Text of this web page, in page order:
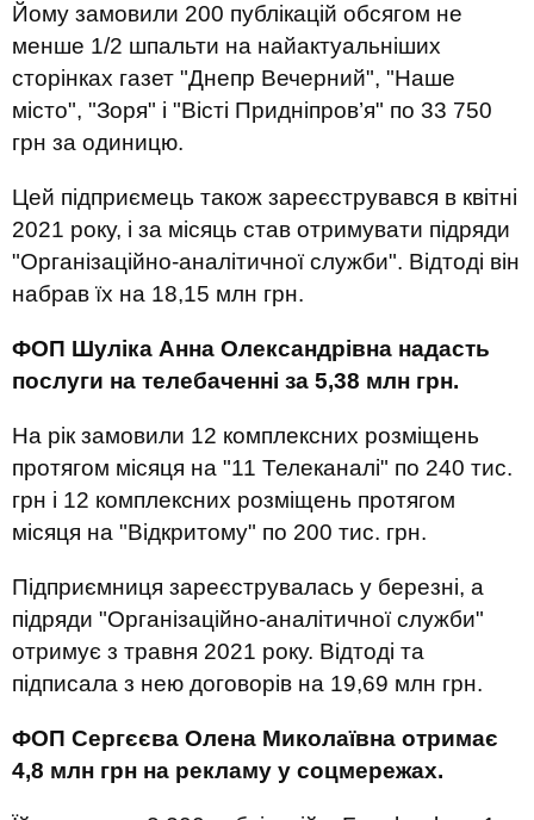
Йому замовили 200 публікацій обсягом не
менше 1/2 шпальти на найактуальніших
сторінках газет "Днепр Вечерний", "Наше
місто", "Зоря" і "Вісті Придніпров’я" по 33 750
грн за одиницю.
Цей підприємець також зареєструвався в квітні
2021 року, і за місяць став отримувати підряди
"Організаційно-аналітичної служби". Відтоді він
набрав їх на 18,15 млн грн.
ФОП Шуліка Анна Олександрівна надасть
послуги на телебаченні за 5,38 млн грн.
На рік замовили 12 комплексних розміщень
протягом місяця на "11 Телеканалі" по 240 тис.
грн і 12 комплексних розміщень протягом
місяця на "Відкритому" по 200 тис. грн.
Підприємниця зареєструвалась у березні, а
підряди "Організаційно-аналітичної служби"
отримує з травня 2021 року. Відтоді та
підписала з нею договорів на 19,69 млн грн.
ФОП Сергєєва Олена Миколаївна отримає
4,8 млн грн на рекламу у соцмережах.